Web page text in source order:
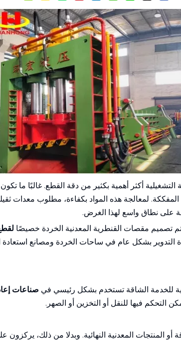
التشغيلية أكثر أهمية بكثير من دقة القطع. غالبًا ما
المفككة. لمعالجة هذه المواد بكفاءة، مطلوب معدات
على نطاق واسع لهذا الغرض.
تصميم مقصات القنطرية المعدنية الخردة خصيصًا
التدوير بشكل عام في ساحات الخردة ومصانع استعادة
للخدمة الشاقة تستخدم بشكل رئيسي في صناعات
التحكم فيها للنقل أو التخزين أو الصهر.
المعدنية النهائية. وبدلا من ذلك، يركزون